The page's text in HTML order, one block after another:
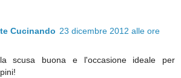
Cucinando 23 dicembre 2012 alle ore
scusa buona e l'occasione ideale per